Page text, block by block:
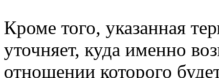
Кроме того, указанная
уточняет, куда именно
отношении которого